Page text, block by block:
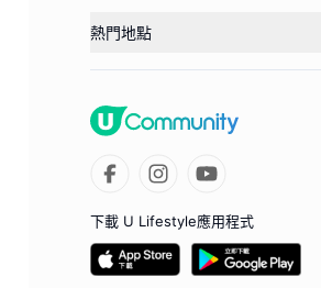
熱門地點
下載 U Lifestyle應用程式